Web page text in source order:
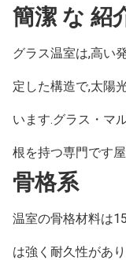
簡潔 な 紹
グラス温室は,高い
定した構造で,太陽
います.グラス・マ
根を持つ専門です
骨格系
温室の骨格材料は
は強く耐久性があ